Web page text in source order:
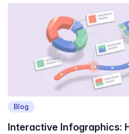
Blog
Interactive Infographics: